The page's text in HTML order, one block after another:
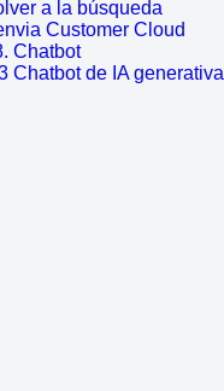
a la búsqueda
Customer Cloud
Chatbot
Chatbot de IA generativa